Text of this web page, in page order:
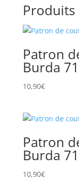
Patron
Burda
10,90€
Patron
Burda
10,90€